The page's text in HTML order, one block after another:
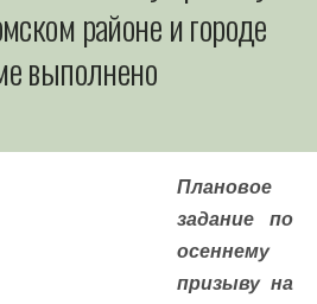
районе и городе
выполнено
Плановое
задание по
осеннему
призыву на